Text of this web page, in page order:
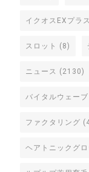
イクオスEXプラス
スロット (8)
ニュース (2130)
バイタルウェー
ファクタリング
ヘアトニックグ